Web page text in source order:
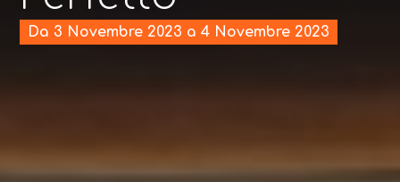
Da 3 Novembre 2023 a 4 Novembre 2023